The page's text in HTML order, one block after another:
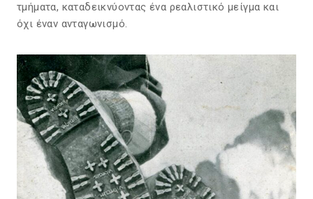
τμήματα, καταδεικνύοντας ένα ρεαλιστικό μείγμα και
όχι έναν ανταγωνισμό.